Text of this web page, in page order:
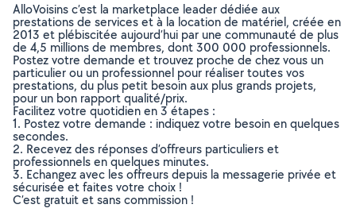
AlloVoisins c’est la marketplace leader dédiée aux
prestations de services et à la location de matériel, créée en
2013 et plébiscitée aujourd’hui par une communauté de plus
de 4,5 millions de membres, dont 300 000 professionnels.
Postez votre demande et trouvez proche de chez vous un
particulier ou un professionnel pour réaliser toutes vos
prestations, du plus petit besoin aux plus grands projets,
pour un bon rapport qualité/prix.
Facilitez votre quotidien en 3 étapes :
1. Postez votre demande : indiquez votre besoin en quelques
secondes.
2. Recevez des réponses d’offreurs particuliers et
professionnels en quelques minutes.
3. Echangez avec les offreurs depuis la messagerie privée et
sécurisée et faites votre choix !
C’est gratuit et sans commission !